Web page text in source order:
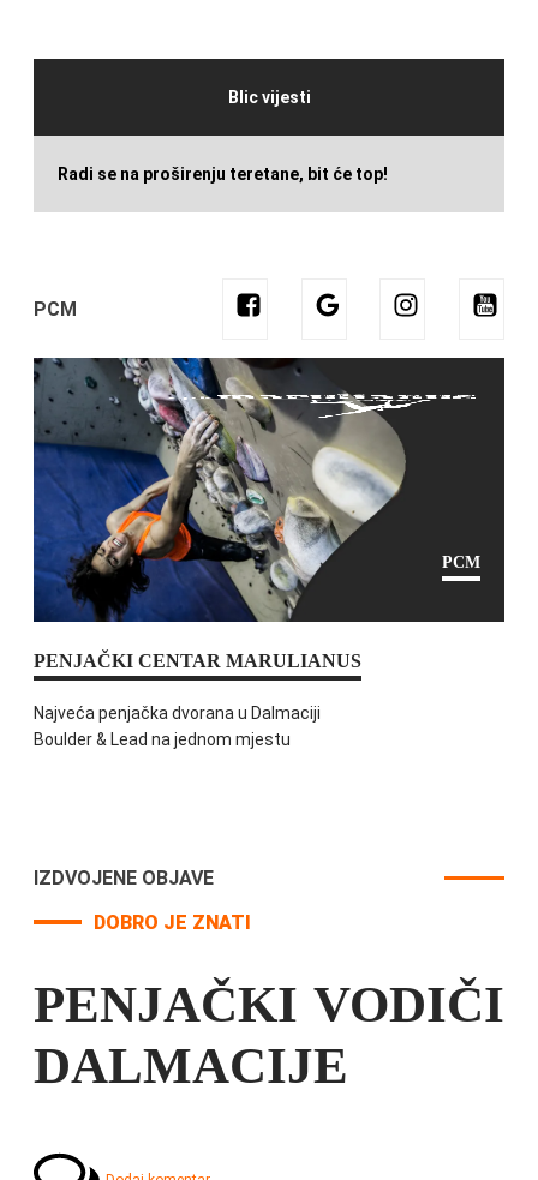
Blic vijesti
Radi se na proširenju teretane, bit će top!
PCM
PCM
PENJAČKI CENTAR MARULIANUS
Najveća penjačka dvorana u Dalmaciji
Boulder & Lead na jednom mjestu
IZDVOJENE OBJAVE
DOBRO JE ZNATI
PENJAČKI VODIČI
DALMACIJE